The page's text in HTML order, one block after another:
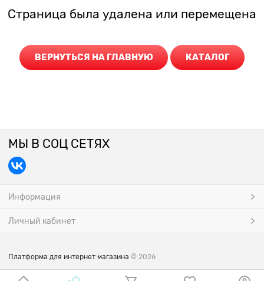
Страница была удалена или перемещена
ВЕРНУТЬСЯ НА ГЛАВНУЮ КАТАЛОГ
МЫ В СОЦ СЕТЯХ
Информация
Личный кабинет
Платформа для интернет магазина © 2026